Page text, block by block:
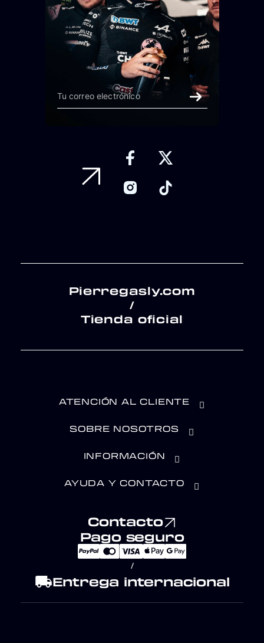
Pierregasly.com
/
Tienda oficial
ATENCIÓN AL CLIENTE
SOBRE NOSOTROS
INFORMACIÓN
AYUDA Y CONTACTO
Contacto
Pago seguro
/
local_shippingEntrega internacional